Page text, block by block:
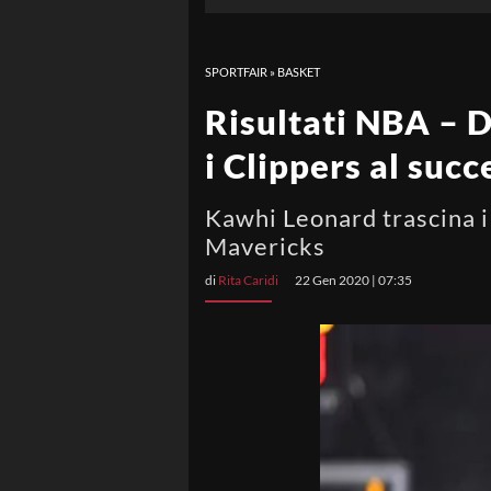
SPORTFAIR » BASKET
Risultati NBA –
i Clippers al
Kawhi Leonard trascina
Mavericks
di Rita Caridi 22 Gen 2020 | 07:35